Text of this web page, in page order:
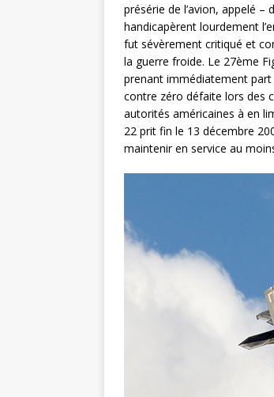
présérie de l’avion, appelé
handicapèrent lourdement
fut sévèrement critiqué et
la guerre froide. Le 27ème
prenant immédiatement
contre zéro défaite lors des
autorités américaines à en
22 prit fin le 13 décembre
maintenir en service au